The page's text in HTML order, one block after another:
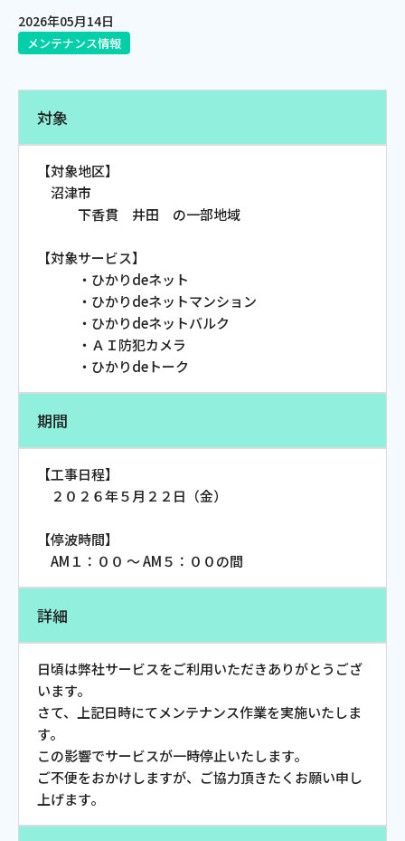
対応エリア
お電話でのお問い合わせ
Webメール
おトクなプラン
パンフレット・チラシ
2026年05月14日
メンテナンス情報
対象
【対象地区】
沼津市
下香貫 井田 の一部地域
【対象サービス】
・ひかりdeネット
・ひかりdeネットマンション
・ひかりdeネットバルク
・ＡＩ防犯カメラ
・ひかりdeトーク
期間
【工事日程】
２０２６年５月２２日（金）
【停波時間】
AM１：００ ～ AM５：００の間
詳細
日頃は弊社サービスをご利用いただきありがとうござ
います。
さて、上記日時にてメンテナンス作業を実施いたしま
す。
この影響でサービスが一時停止いたします。
ご不便をおかけしますが、ご協力頂きたくお願い申し
上げます。